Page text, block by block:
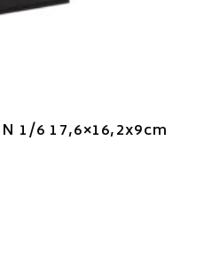
1/6 17,6×16,2x9cm